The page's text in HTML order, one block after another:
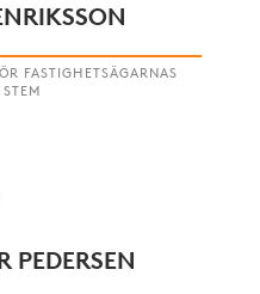
FASTIGHETSÄGARNAS
PEDERSEN